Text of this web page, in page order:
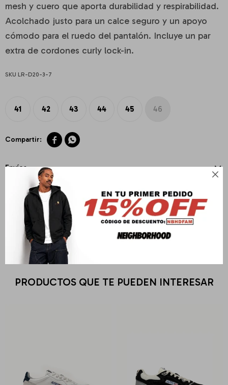

mesh y cuero que aporta durabilidad y respirabilidad.
Acolchado justo para un calce seguro y un apoyo
cómodo para el ruedo del pantalón. Incluye un par
extra de cordones curly lock-in.
LR-D20-3-7
41 42 43 44 45 46
 
Envíos
Cambios y Devoluciones
Medios de pago
PRODUCTOS QUE TE PUEDEN INTERESAR